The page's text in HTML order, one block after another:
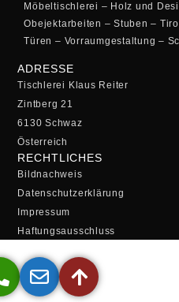
Möbeltischlerei – Holz und
Obejektarbeiten – Stuben –
Türen – Vorraumgestaltung –
ADRESSE
Tischlerei Klaus Reiter
Zintberg 21
6130 Schwaz
Österreich
RECHTLICHES
Bildnachweis
Datenschutzerklärung
Impressum
Haftungsausschluss